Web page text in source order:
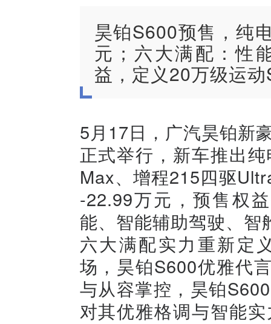
昊铂S600预售，纯
元；六大满配：性
益，定义20万级运
5月17日，广汽昊铂新
正式举行，新车推出
Max、增程215四驱
-22.99万元，预售权
能、智能辅助驾驶、
六大满配实力重新定
场，昊铂S600优雅代
与从容掌控，昊铂
对其优雅格调与智能